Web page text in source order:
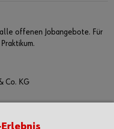
offenen Jobangebote. Für
Co. KG
Erlebnis